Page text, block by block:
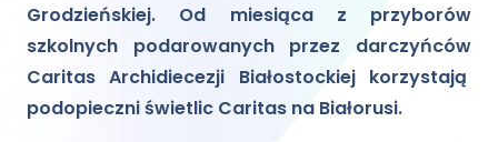
Grodzieńskiej. Od miesiąca z przyborów
szkolnych podarowanych przez darczyńców
Caritas Archidiecezji Białostockiej korzystają
podopieczni świetlic Caritas na Białorusi.